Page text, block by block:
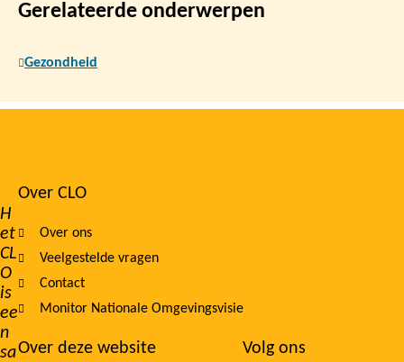
Gerelateerde onderwerpen
Gezondheid
H
et
CL
O
is
ee
n
sa
Footer
navigation
Over CLO
Over ons
Veelgestelde vragen
Contact
Monitor Nationale Omgevingsvisie
Over deze website Volg ons